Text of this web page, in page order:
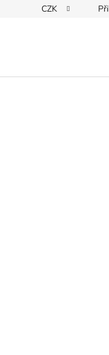
ochrany osobních údajů
CZK